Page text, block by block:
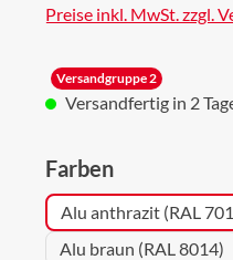
Preise inkl. MwSt. zzgl.
Versandgruppe 2
Versandfertig in 2
Farbenauswählen
Alu anthrazit (RAL
Alu braun (RAL 8014)